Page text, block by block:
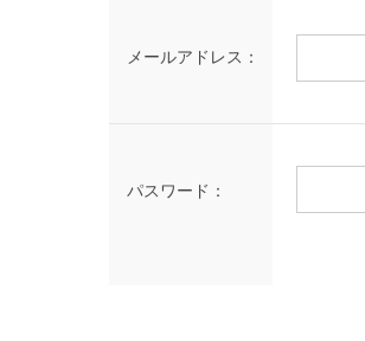
メールアドレス：
パスワード：